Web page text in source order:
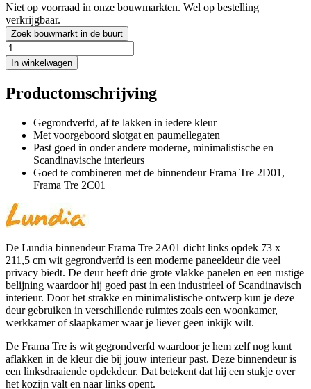
Niet op voorraad in onze bouwmarkten. Wel op bestelling
verkrijgbaar.
Zoek bouwmarkt in de buurt
In winkelwagen
Productomschrijving
Gegrondverfd, af te lakken in iedere kleur
Met voorgeboord slotgat en paumellegaten
Past goed in onder andere moderne, minimalistische en
Scandinavische interieurs
Goed te combineren met de binnendeur Frama Tre 2D01,
Frama Tre 2C01
De Lundia binnendeur Frama Tre 2A01 dicht links opdek 73 x
211,5 cm wit gegrondverfd is een moderne paneeldeur die veel
privacy biedt. De deur heeft drie grote vlakke panelen en een rustige
belijning waardoor hij goed past in een industrieel of Scandinavisch
interieur. Door het strakke en minimalistische ontwerp kun je deze
deur gebruiken in verschillende ruimtes zoals een woonkamer,
werkkamer of slaapkamer waar je liever geen inkijk wilt.
De Frama Tre is wit gegrondverfd waardoor je hem zelf nog kunt
aflakken in de kleur die bij jouw interieur past. Deze binnendeur is
een linksdraaiende opdekdeur. Dat betekent dat hij een stukje over
het kozijn valt en naar links opent.